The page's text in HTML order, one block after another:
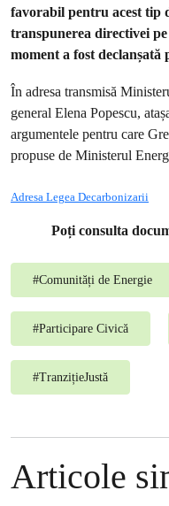
favorabil pentru acest tip
transpunerea directivei
moment a fost
În adresa transmisă
general Elena Popescu,
argumentele pentru care
propuse de Ministerul
Adresa Legea Decarbonizarii
Poți consulta
#Comunități de Energie
#Participare Civică
#TranzițieJustă
Articole